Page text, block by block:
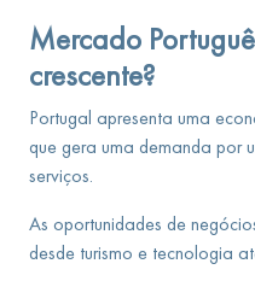
Mercado
crescente?
Portugal apresenta uma
que gera uma demanda por
serviços.
As oportunidades de
desde turismo e tecnologia